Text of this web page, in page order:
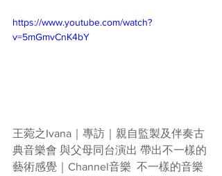
https://www.youtube.com/watch?
v=5mGmvCnK4bY
王菀之Ivana｜專訪｜親自監製及伴奏古
典音樂會 與父母同台演出 帶出不一樣的
藝術感覺｜Channel音樂  不一樣的音樂